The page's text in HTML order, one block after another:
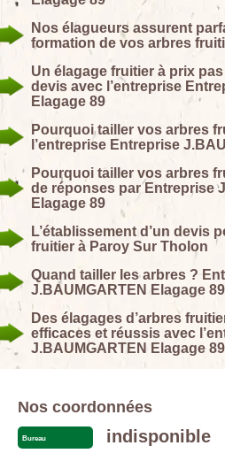
Nos élagueurs assurent
formation de vos arbres
Un élagage fruitier à prix
devis avec l’entreprise
Elagage 89
Pourquoi tailler vos arbres
l’entreprise Entreprise
Pourquoi tailler vos arbres
de réponses par Entreprise
Elagage 89
L’établissement d’un devis
fruitier à Paroy Sur Tholon
Quand tailler les arbres ?
J.BAUMGARTEN Elagage
Des élagages d’arbres
efficaces et réussis avec
J.BAUMGARTEN Elagage 89
Nos coordonnées
Bureau indisponible